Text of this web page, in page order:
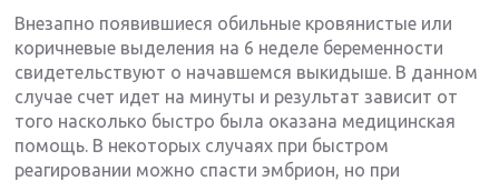
Внезапно появившиеся обильные кровянистые или
коричневые выделения на 6 неделе беременности
свидетельствуют о начавшемся выкидыше. В данном
случае счет идет на минуты и результат зависит от
того насколько быстро была оказана медицинская
помощь. В некоторых случаях при быстром
реагировании можно спасти эмбрион, но при